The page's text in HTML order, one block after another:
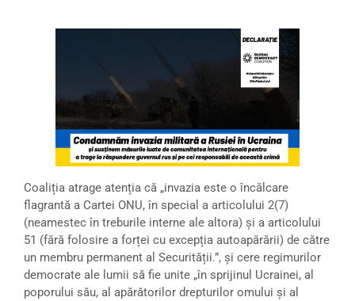
Coaliția atrage atenția că „invazia este o încălcare
flagrantă a Cartei ONU, în special a articolului 2(7)
(neamestec în treburile interne ale altora) și a articolului
51 (fără folosire a forței cu excepția autoapărării) de către
un membru permanent al Securității.”, și cere regimurilor
democrate ale lumii să fie unite „în sprijinul Ucrainei, al
poporului său, al apărătorilor drepturilor omului și al